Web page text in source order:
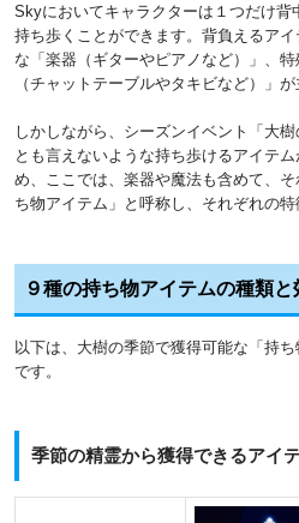
Skyにおいてキャラクターは１つだけ背
持ち歩くことができます。背負えるア
な「楽器（ギターやピアノなど）」、
（チャットテーブルやタキビなど）」
しかしながら、シーズンイベント「大
とも言えないような持ち歩けるアイテ
め、ここでは、楽器や魔法も含めて、
ち物アイテム」と呼称し、それぞれの特
９種の持ち物アイテムの種類
以下は、大樹の季節で獲得可能な「持
です。
季節の精霊から獲得できるアイ